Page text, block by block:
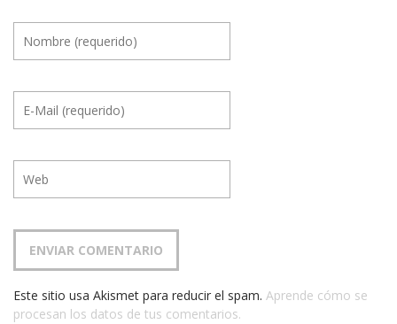
Este sitio usa Akismet para reducir el spam. Aprende cómo se
procesan los datos de tus comentarios.